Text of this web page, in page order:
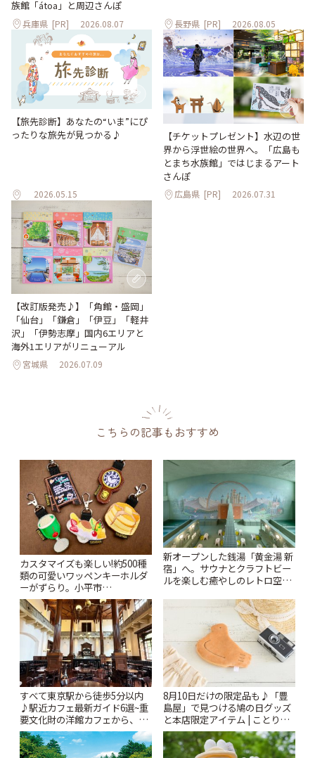
族館「átoa」と周辺さんぽ
兵庫県 [PR] 2026.08.07 長野県 [PR] 2026.08.05
【旅先診断】あなたの“いま”にぴ
ったりな旅先が見つかる♪
2026.05.15
【チケットプレゼント】水辺の世
界から浮世絵の世界へ。「広島も
とまち水族館」ではじまるアート
さんぽ
広島県 [PR] 2026.07.31
【改訂版発売♪】「角館・盛岡」
「仙台」「鎌倉」「伊豆」「軽井
沢」「伊勢志摩」国内6エリアと
海外1エリアがリニューアル
宮城県 2026.07.09
こちらの記事もおすすめ
カスタマイズも楽しい!約500種
類の可愛いワッペンキーホルダ
ーがずらり。小平市
「Kimamaya T&K」 | ことりっ
ぷ
新オープンした銭湯「黄金湯 新
宿」へ。サウナとクラフトビー
ルを楽しむ癒やしのレトロ空間
すべて東京駅から徒歩5分以内
♪駅近カフェ最新ガイド6選~重
要文化財の洋館カフェから、改
札すぐのレトロ喫茶まで~ | こと
りっぷ
8月10日だけの限定品も♪「豊
島屋」で見つける鳩の日グッズ
と本店限定アイテム | ことりっ
ぷ